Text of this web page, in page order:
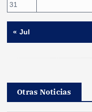
31
« Jul
Otras Noticias